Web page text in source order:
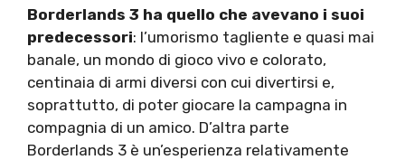
Borderlands 3 ha quello che avevano i suoi
predecessori: l’umorismo tagliente e quasi mai
banale, un mondo di gioco vivo e colorato,
centinaia di armi diversi con cui divertirsi e,
soprattutto, di poter giocare la campagna in
compagnia di un amico. D’altra parte
Borderlands 3 è un’esperienza relativamente